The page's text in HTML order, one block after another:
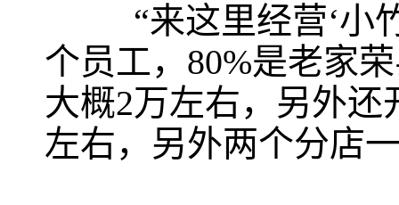
“来这里经营‘小竹
个员工，80%是老家
大概2万左右，另外还
左右，另外两个分店